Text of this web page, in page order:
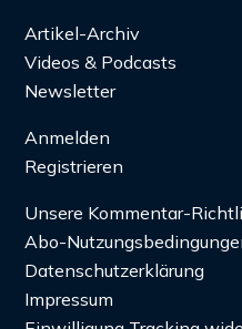
Artikel-Archiv
Videos & Podcasts
Newsletter
Anmelden
Registrieren
Unsere Kommentar-
Abo-
Datenschutzerklärung
Impressum